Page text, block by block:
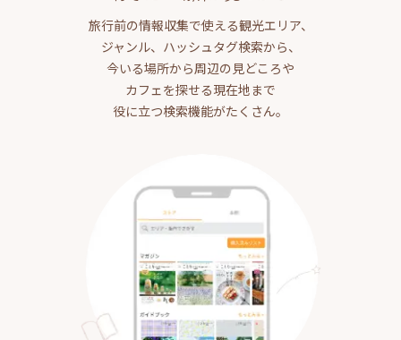
旅行前の情報収集で使える観光エリア、
ジャンル、ハッシュタグ検索から、
今いる場所から周辺の見どころや
カフェを探せる現在地まで
役に立つ検索機能がたくさん。